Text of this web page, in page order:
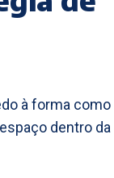
à forma como
dentro da